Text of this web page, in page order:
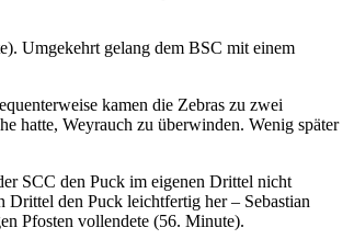
Umgekehrt gelang dem BSC mit einem
kamen die Zebras zu zwei
hatte, Weyrauch zu überwinden. Wenig später
SCC den Puck im eigenen Drittel nicht
Drittel den Puck leichtfertig her – Sebastian
Pfosten vollendete (56. Minute).